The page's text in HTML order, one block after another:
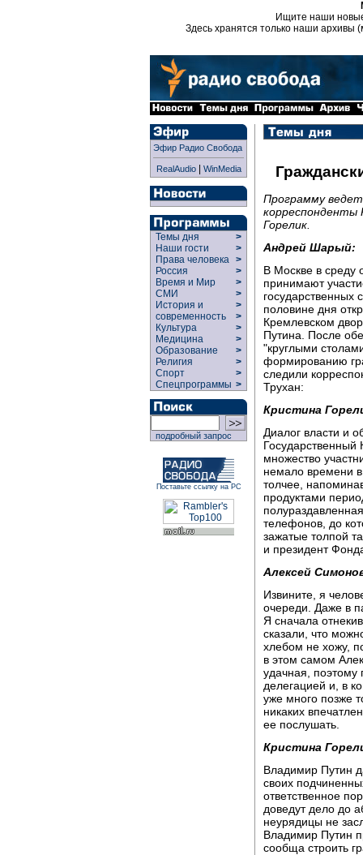
Ищите наши
Здесь хранятся только наши архивы
Эфир Радио Свобода
RealAudio| WinMedia
Темы дня
>
Наши гости
>
Права человека >
Россия
>
Время и Мир
>
СМИ
>
История и
современность
>
>
Культура
>
Медицина
>
Образование
>
Религия
>
Спорт
>
Спецпрограммы >
подробный запрос
Поставьте ссылку на РС
Программу
корреспонденты
Горелик.
Андрей Шарый:
В Москве в среду
принимают
государственных
половине дня
Кремлевском
Путина. После
"круглыми
формированию
следили
Трухан:
Кристина
Диалог власти и
Государственный
множество
немало времени
толчее,
продуктами
телефонов, до
зажатые толпой
и президент
Алексей
Извините, я
очереди. Даже в
Я сначала
сказали, что
хлебом не хожу,
в этом самом
удачная, поэтому
делегацией и, в
уже много позже
никаких
ее послушать.
Кристина
Владимир Путин
своих
ответственное
доведут дело до
неурядицы не
Владимир Путин
сообща строить